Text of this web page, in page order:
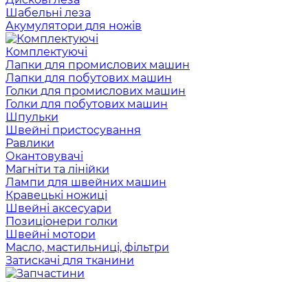
Шабельні леза
Акумулятори для ножів
Комплектуючі
Лапки для промислових машин
Лапки для побутових машин
Голки для промислових машин
Голки для побутових машин
Шпульки
Швейні пристосування
Равлики
Окантовувачі
Магніти та лінійки
Лампи для швейних машин
Кравецькі ножиці
Швейні аксесуари
Позиціонери голки
Швейні мотори
Масло, мастильниці, фільтри
Затискачі для тканини